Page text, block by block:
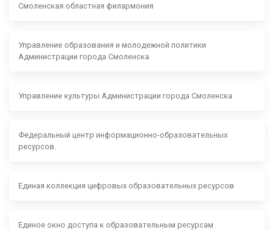
Смоленская областная филармония
Управление образования и молодежной политики
Администрации города Смоленска
Управление культуры Администрации города Смоленска
Федеральный центр информационно-образовательных
ресурсов.
Единая коллекция цифровых образовательных ресурсов
Единое окно доступа к образовательным ресурсам